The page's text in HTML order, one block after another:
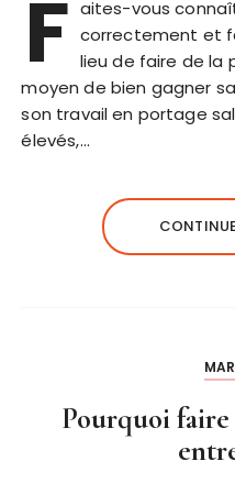
F aites-vous
correctement et
lieu de faire de la
moyen de bien gagner
son travail en portage
élevés,…
Pourquoi